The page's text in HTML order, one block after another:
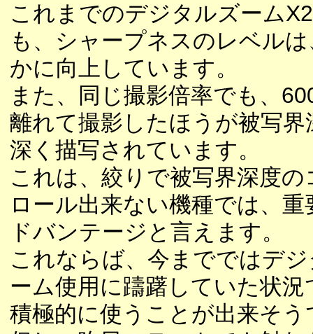
これまでのデジタルズーム
も、シャープネスのレベル
かに向上しています。
また、同じ撮影倍率でも、
離れて撮影したほうが被写界
深く描写されています。
これは、絞りで被写界深度の
ロール出来ない機種では、重
ドバンテージと言えます。
これならば、今までではデ
ーム使用に躊躇していた状況
積極的に使うことが出来そう